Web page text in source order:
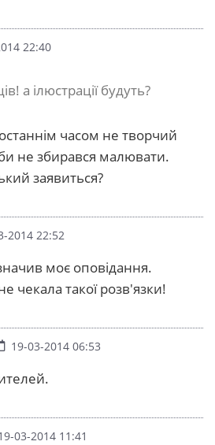
22:40
а ілюстрації будуть?
часом не творчий
не збирався малювати.
заявиться?
2014 22:52
моє оповідання.
чекала такої розв'язки!
19-03-2014 06:53
03-2014 11:41